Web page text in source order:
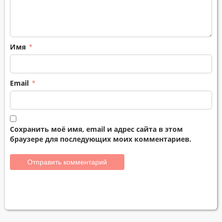
Имя *
Email *
Сохранить моё имя, email и адрес сайта в этом
браузере для последующих моих комментариев.